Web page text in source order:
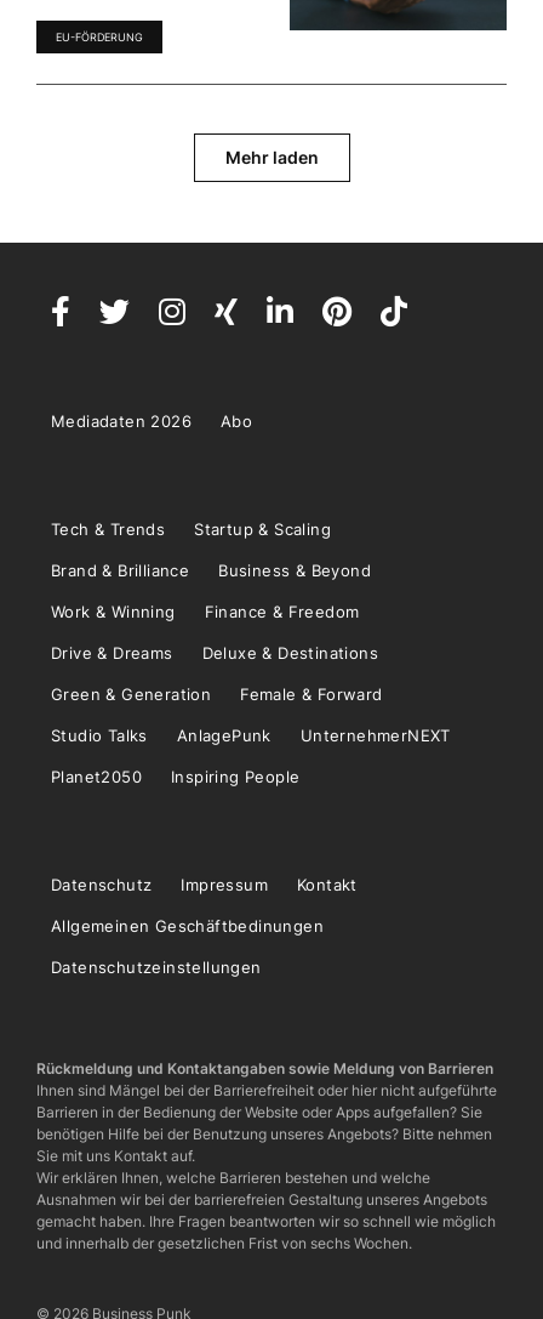
EU-FÖRDERUNG
Mehr laden
Mediadaten 2026 Abo
Tech & Trends Startup & Scaling
Brand & Brilliance Business & Beyond
Work & Winning Finance & Freedom
Drive & Dreams Deluxe & Destinations
Green & Generation Female & Forward
Studio Talks AnlagePunk UnternehmerNEXT
Planet2050 Inspiring People
Datenschutz Impressum Kontakt
Allgemeinen Geschäftbedinungen
Datenschutzeinstellungen
Rückmeldung und Kontaktangaben sowie Meldung von Barrieren
Ihnen sind Mängel bei der Barrierefreiheit oder hier nicht aufgeführte
Barrieren in der Bedienung der Website oder Apps aufgefallen? Sie
benötigen Hilfe bei der Benutzung unseres Angebots? Bitte nehmen
Sie mit uns Kontakt auf.
Wir erklären Ihnen, welche Barrieren bestehen und welche
Ausnahmen wir bei der barrierefreien Gestaltung unseres Angebots
gemacht haben. Ihre Fragen beantworten wir so schnell wie möglich
und innerhalb der gesetzlichen Frist von sechs Wochen.
© 2026 Business Punk